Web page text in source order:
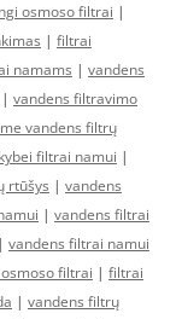
osmoso filtrai |
| filtrai
namams | vandens
| vandens filtravimo
vandens filtrų
filtrai namui |
rtūšys | vandens
| vandens filtrai
| vandens filtrai namui
filtrai | filtrai
| vandens filtrų